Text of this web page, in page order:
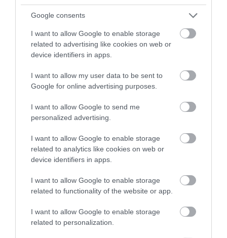
Google consents
I want to allow Google to enable storage
related to advertising like cookies on web or
device identifiers in apps.
I want to allow my user data to be sent to
Google for online advertising purposes.
I want to allow Google to send me
personalized advertising.
I want to allow Google to enable storage
related to analytics like cookies on web or
device identifiers in apps.
I want to allow Google to enable storage
related to functionality of the website or app.
I want to allow Google to enable storage
related to personalization.
Így készül az egyetemvárosok albérletpiaca a Nagy
A felvételi ponthatárok kihirdetésével - ami ebben az évben éppen
ma lesz - minden nyáron megindul a roham a kiadó lakásokért,
albérletpiaci…